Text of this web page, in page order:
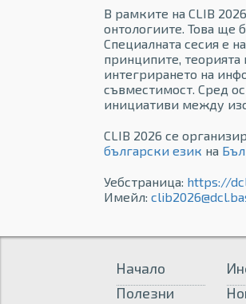
В рамките на CLIB
онтологиите. Това ще
Специалната сесия е
принципите,
интегрирането на
съвместимост. Сред
инициативи между
CLIB 2026 се
български език на
Уебстраница: https://
Имейл:
Начало
Полезни